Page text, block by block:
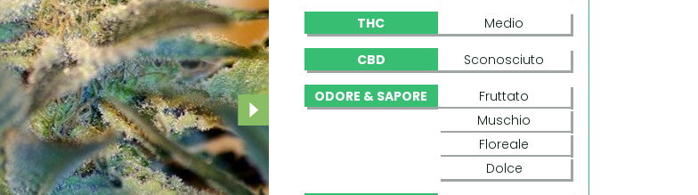
THC Medio
CBD Sconosciuto
ODORE & SAPORE
Fruttato
Muschio
Floreale
Dolce